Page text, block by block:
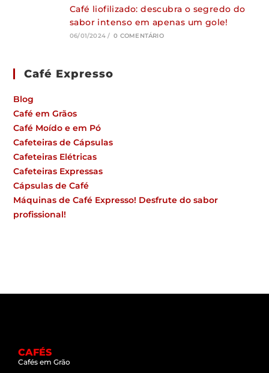
Café liofilizado: descubra o segredo do
sabor intenso em apenas um gole!
06/01/2024 / 0 COMENTÁRIO
Café Expresso
Blog
Café em Grãos
Café Moído e em Pó
Cafeteiras de Cápsulas
Cafeteiras Elétricas
Cafeteiras Expressas
Cápsulas de Café
Máquinas de Café Expresso! Desfrute do sabor
profissional!
CAFÉS
Cafés em Grão